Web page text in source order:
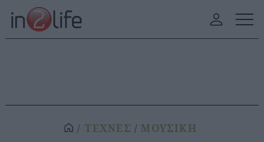
ΤΕΧΝΕΣ ΜΟΥΣΙΚΗ